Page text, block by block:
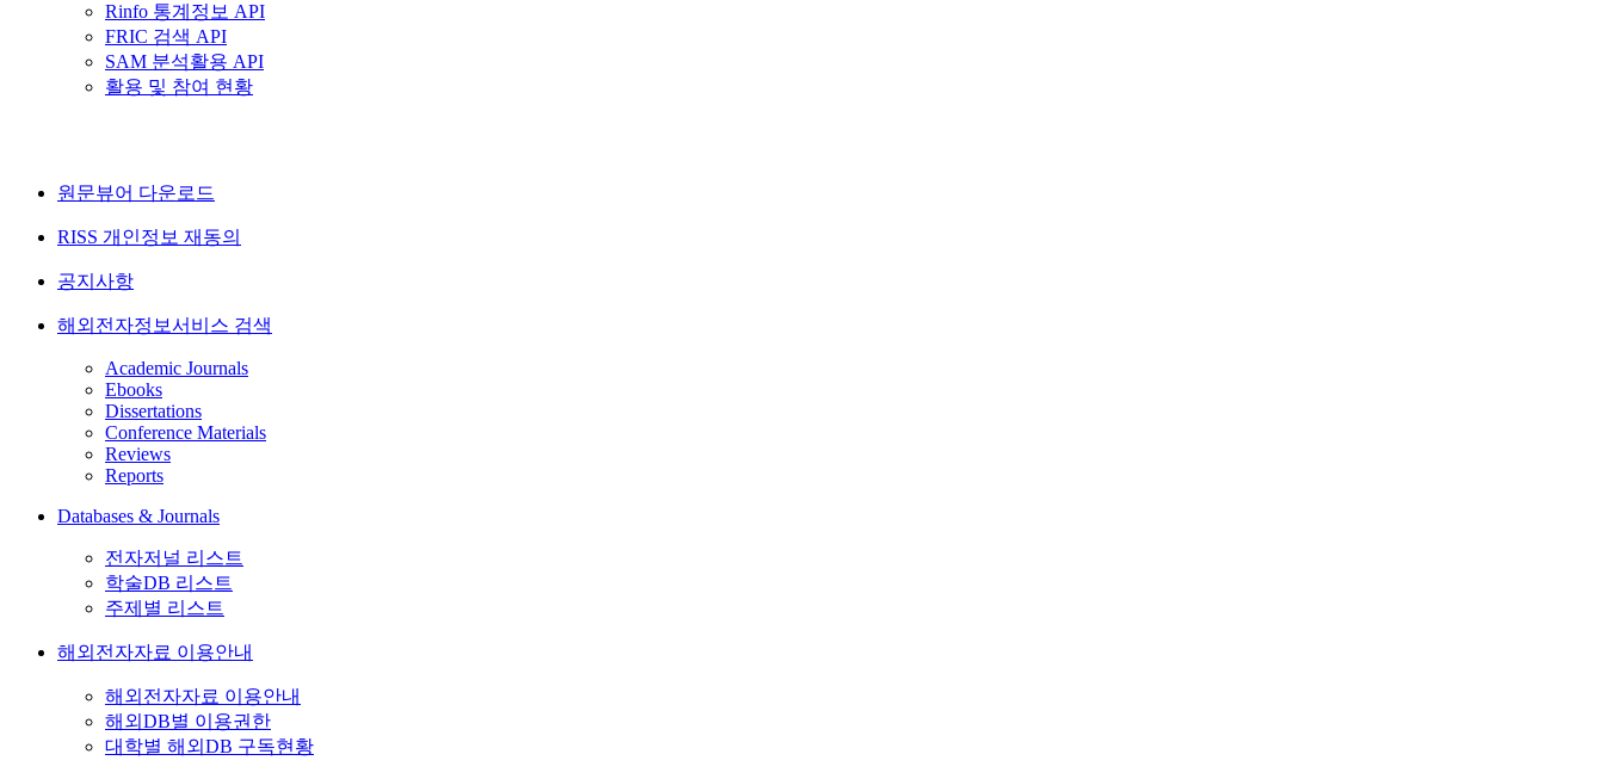
Rinfo 통계정보 API
FRIC 검색 API
SAM 분석활용 API
활용 및 참여 현황
원문뷰어 다운로드
RISS 개인정보 재동의
공지사항
해외전자정보서비스 검색
Academic Journals
Ebooks
Dissertations
Conference Materials
Reviews
Reports
Databases & Journals
전자저널 리스트
학술DB 리스트
주제별 리스트
해외전자자료 이용안내
해외전자자료 이용안내
해외DB별 이용권한
대학별 해외DB 구독현황